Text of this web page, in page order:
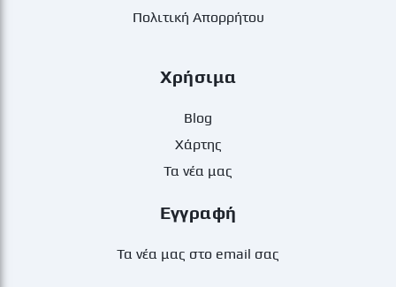
Πολιτική Απορρήτου
Χρήσιμα
Blog
Χάρτης
Τα νέα μας
Εγγραφή
Τα νέα μας στο email σας